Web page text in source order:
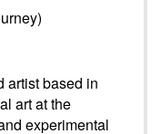
artist based in
art at the
experimental